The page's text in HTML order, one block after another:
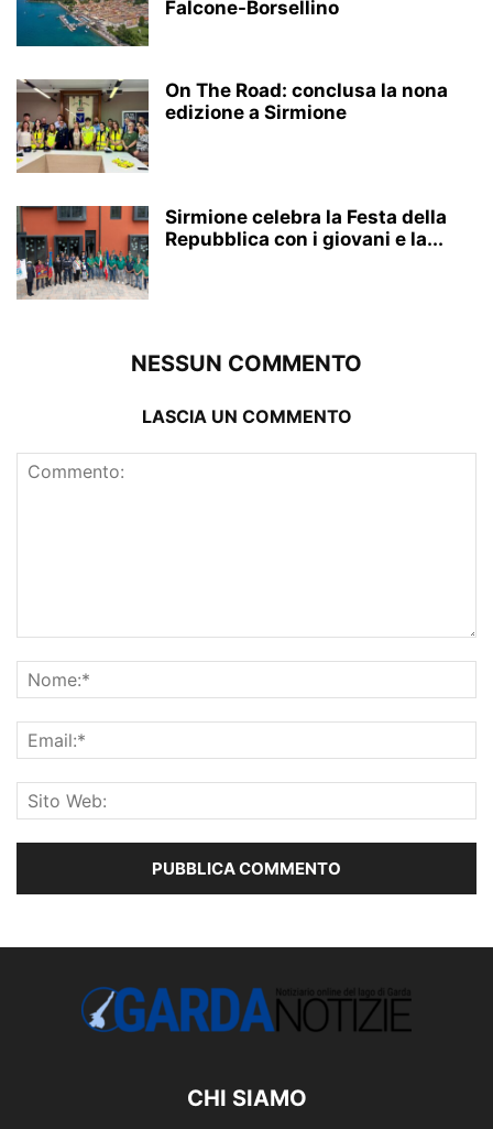
Falcone-Borsellino
On The Road: conclusa la nona
edizione a Sirmione
Sirmione celebra la Festa della
Repubblica con i giovani e la...
NESSUN COMMENTO
LASCIA UN COMMENTO
CHI SIAMO